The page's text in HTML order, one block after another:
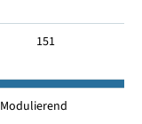
151
Modulierend